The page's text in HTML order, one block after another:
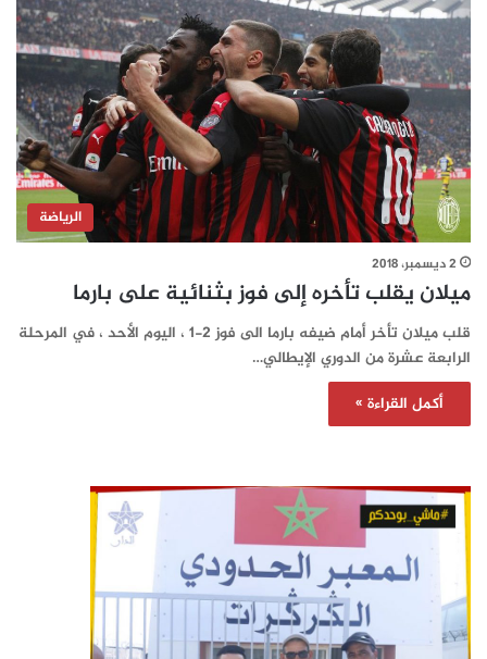
الرياضة
2 ديسمبر، 2018
ميلان يقلب تأخره إلى فوز بثنائية على بارما
قلب ميلان تأخر أمام ضيفه بارما الى فوز 2-1 ، اليوم الأحد ، في المرحلة
الرابعة عشرة من الدوري الإيطالي…
أكمل القراءة »